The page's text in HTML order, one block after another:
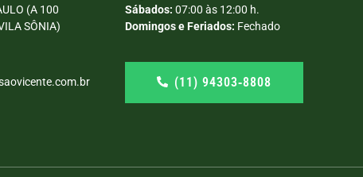
(A 100
SÔNIA)
Sábados: 07:00 às 12:00 h.
Domingos e Feriados: Fechado
(11) 94303‑8808